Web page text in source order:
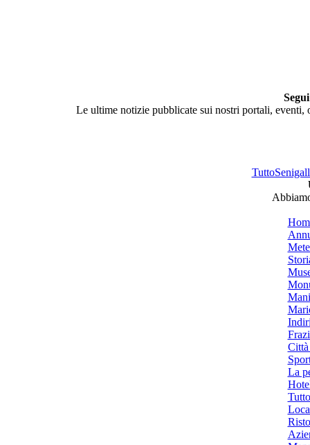
Le ultime notizie pubblicate sui nostri portali,
Città
La